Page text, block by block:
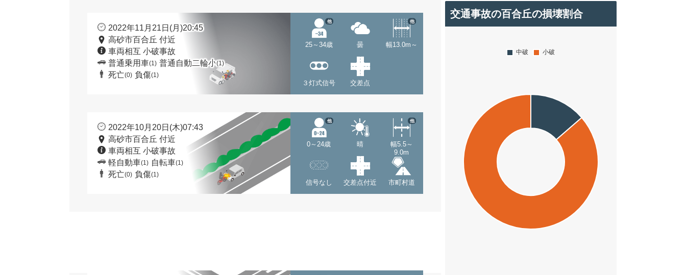
2022年11月21日(月)20:45
高砂市百合丘 付近
車両相互 小破事故
普通乗用車(1) 普通自動二輪小(1)
死亡(0) 負傷(1)
25～34歳
他
曇 幅13.0m～
他
３灯式信号 交差点
2022年10月20日(木)07:43
高砂市百合丘 付近
車両相互 小破事故
軽自動車(1) 自転車(1)
死亡(0) 負傷(1)
0～24歳
他
晴
幅5.5～
9.0m
他
信号なし 交差点付近 市町村道
交通事故の百合丘の損壊割合